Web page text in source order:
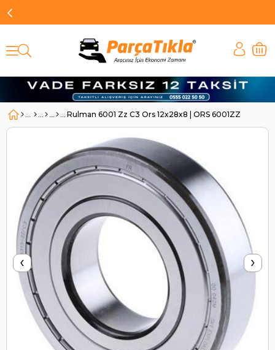
Rulman 6001 Zz C3 Ors 12x28x8 | ORS 6001ZZ
‹ ›